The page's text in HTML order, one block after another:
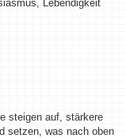
Lebendigkeit
steigen auf, stärkere
setzen, was nach oben